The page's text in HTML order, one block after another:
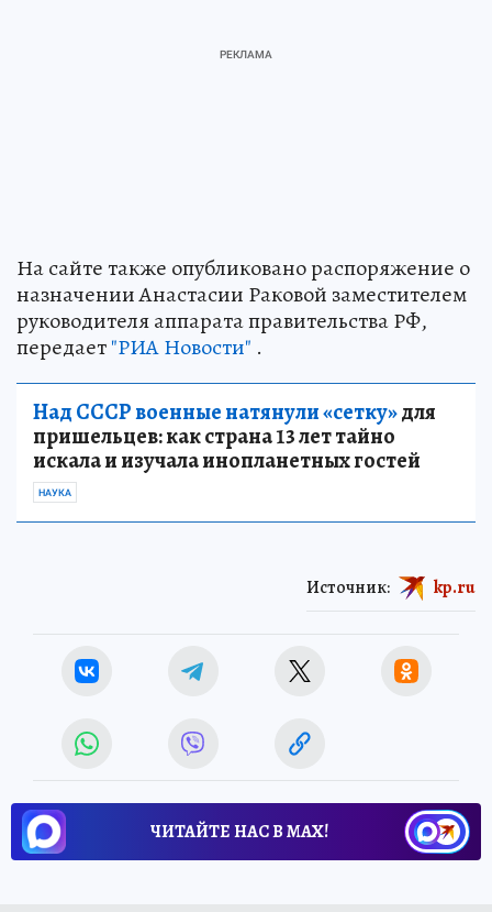
На сайте также опубликовано распоряжение о
назначении Анастасии Раковой заместителем
руководителя аппарата правительства РФ,
передает"РИА Новости" .
Над СССР военные натянули «сетку»для
пришельцев: как страна 13 лет тайно
искала и изучала инопланетных гостей
НАУКА
Источник: kp.ru
ЧИТАЙТЕ НАС В МАХ!